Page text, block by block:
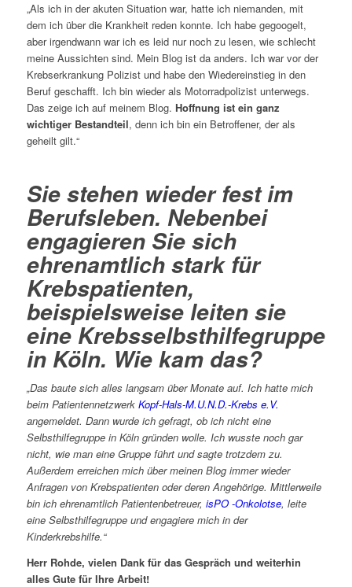
„Als ich in der akuten Situation war, hatte ich niemanden, mit
dem ich über die Krankheit reden konnte. Ich habe gegoogelt,
aber irgendwann war ich es leid nur noch zu lesen, wie schlecht
meine Aussichten sind. Mein Blog ist da anders. Ich war vor der
Krebserkrankung Polizist und habe den Wiedereinstieg in den
Beruf geschafft. Ich bin wieder als Motorradpolizist unterwegs.
Das zeige ich auf meinem Blog. Hoffnung ist ein ganz
wichtiger Bestandteil, denn ich bin ein Betroffener, der als
geheilt gilt.“
Sie stehen wieder fest im
Berufsleben. Nebenbei
engagieren Sie sich
ehrenamtlich stark für
Krebspatienten,
beispielsweise leiten sie
eine Krebsselbsthilfegruppe
in Köln. Wie kam das?
„Das baute sich alles langsam über Monate auf. Ich hatte mich
beim Patientennetzwerk Kopf-Hals-M.U.N.D.-Krebs e.V.
angemeldet. Dann wurde ich gefragt, ob ich nicht eine
Selbsthilfegruppe in Köln gründen wolle. Ich wusste noch gar
nicht, wie man eine Gruppe führt und sagte trotzdem zu.
Außerdem erreichen mich über meinen Blog immer wieder
Anfragen von Krebspatienten oder deren Angehörige. Mittlerweile
bin ich ehrenamtlich Patientenbetreuer, isPO -Onkolotse, leite
eine Selbsthilfegruppe und engagiere mich in der
Kinderkrebshilfe.“
Herr Rohde, vielen Dank für das Gespräch und weiterhin
alles Gute für Ihre Arbeit!